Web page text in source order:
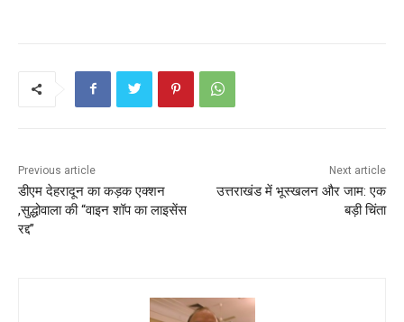
Previous article
डीएम देहरादून का कड़क एक्शन
,सुद्धोवाला की “वाइन शॉप का लाइसेंस
रद्द”
Next article
उत्तराखंड में भूस्खलन और जाम: एक
बड़ी चिंता